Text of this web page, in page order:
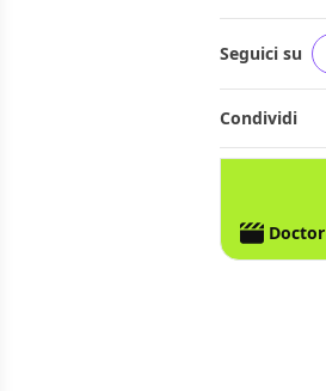
Seguici su
Condividi